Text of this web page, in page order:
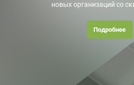
новых организаций со
Подробнее